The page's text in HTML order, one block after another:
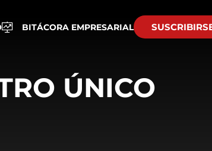
BITÁCORA EMPRESARIAL
ÚNICO